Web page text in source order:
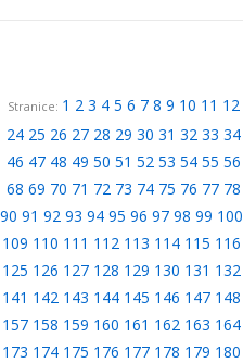
Stranice: 1 2 3 4 5 6 7 8 9 10 11 12
24 25 26 27 28 29 30 31 32 33 34
46 47 48 49 50 51 52 53 54 55 56
68 69 70 71 72 73 74 75 76 77 78
90 91 92 93 94 95 96 97 98 99 100
109 110 111 112 113 114 115 116
125 126 127 128 129 130 131 132
141 142 143 144 145 146 147 148
157 158 159 160 161 162 163 164
173 174 175 176 177 178 179 180